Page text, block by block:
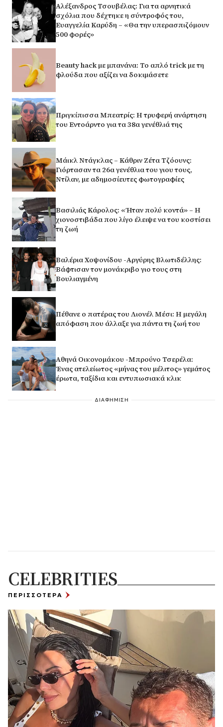
Αλέξανδρος Τσουβέλας: Για τα αρνητικά
σχόλια που δέχτηκε η σύντροφός του,
Ευαγγελία Καρύδη – «Θα την υπερασπιζόμουν
500 φορές»
Beauty hack με μπανάνα: Το απλό trick με τη
φλούδα που αξίζει να δοκιμάσετε
Πριγκίπισσα Μπεατρίς: Η τρυφερή ανάρτηση
του Εντοάρντο για τα 38α γενέθλιά της
Μάικλ Ντάγκλας – Κάθριν Ζέτα Τζόουνς:
Γιόρτασαν τα 26α γενέθλια του γιου τους,
Ντίλαν, με αδημοσίευτες φωτογραφίες
Βασιλιάς Κάρολος: «Ήταν πολύ κοντά» – Η
χιονοστιβάδα που λίγο έλειψε να του κοστίσει
τη ζωή
Βαλέρια Χοψονίδου -Αργύρης Βλωτιδέλλης:
Βάφτισαν τον μονάκριβο γιο τους στη
Βουλιαγμένη
Πέθανε ο πατέρας του Λιονέλ Μέσι: Η μεγάλη
απόφαση που άλλαξε για πάντα τη ζωή του
Αθηνά Οικονομάκου -Μπρούνο Τσερέλα:
Ένας ατελείωτος «μήνας του μέλιτος» γεμάτος
έρωτα, ταξίδια και εντυπωσιακά κλικ
ΔΙΑΦΗΜΙΣΗ
CELEBRITIES
ΠΕΡΙΣΣΟΤΕΡΑ